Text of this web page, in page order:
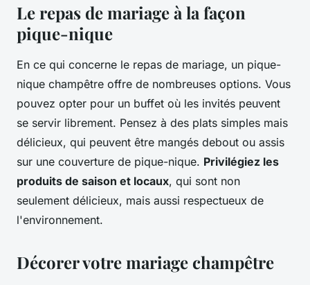
Le repas de mariage à la façon
pique-nique
En ce qui concerne le repas de mariage, un pique-
nique champêtre offre de nombreuses options. Vous
pouvez opter pour un buffet où les invités peuvent
se servir librement. Pensez à des plats simples mais
délicieux, qui peuvent être mangés debout ou assis
sur une couverture de pique-nique. Privilégiez les
produits de saison et locaux, qui sont non
seulement délicieux, mais aussi respectueux de
l'environnement.
Décorer votre mariage champêtre